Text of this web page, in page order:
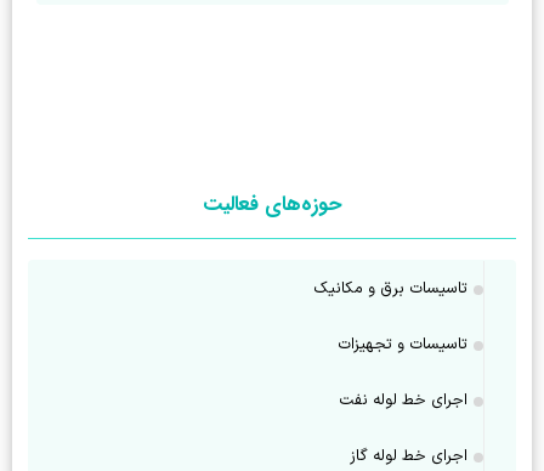
حوزه‌های فعالیت
تاسیسات برق و مکانیک
تاسیسات و تجهیزات
اجرای خط لوله نفت
اجرای خط لوله گاز